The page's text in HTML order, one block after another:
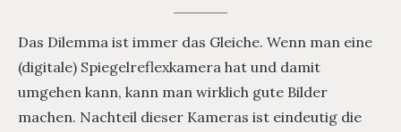
Das Dilemma ist immer das Gleiche. Wenn man eine
(digitale) Spiegelreflexkamera hat und damit
umgehen kann, kann man wirklich gute Bilder
machen. Nachteil dieser Kameras ist eindeutig die